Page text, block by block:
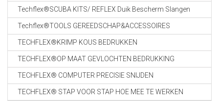
Techflex®SCUBA KITS/ REFLEX Duik Bescherm Slangen
Techflex®TOOLS GEREEDSCHAP&ACCESSOIRES
TECHFLEX®KRIMP KOUS BEDRUKKEN
TECHFLEX®OP MAAT GEVLOCHTEN BEDRUKKING
TECHFLEX® COMPUTER PRECISIE SNIJDEN
TECHFLEX® STAP VOOR STAP HOE MEE TE WERKEN